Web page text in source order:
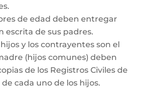
de edad deben entregar
escrita de sus padres.
y los contrayentes son el
(hijos comunes) deben
de los Registros Civiles de
cada uno de los hijos.